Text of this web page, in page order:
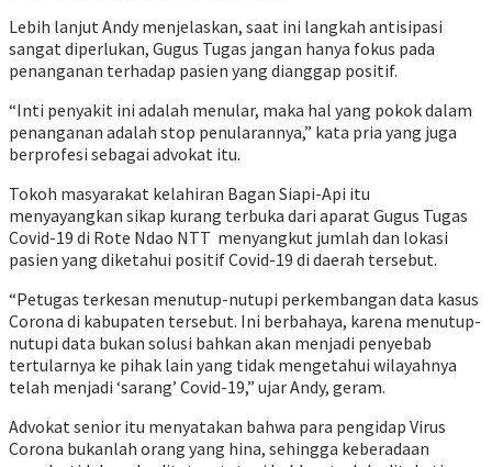
Lebih lanjut Andy menjelaskan, saat ini langkah antisipasi
sangat diperlukan, Gugus Tugas jangan hanya fokus pada
penanganan terhadap pasien yang dianggap positif.
“Inti penyakit ini adalah menular, maka hal yang pokok dalam
penanganan adalah stop penularannya,” kata pria yang juga
berprofesi sebagai advokat itu.
Tokoh masyarakat kelahiran Bagan Siapi-Api itu
menyayangkan sikap kurang terbuka dari aparat Gugus Tugas
Covid-19 di Rote Ndao NTT menyangkut jumlah dan lokasi
pasien yang diketahui positif Covid-19 di daerah tersebut.
“Petugas terkesan menutup-nutupi perkembangan data kasus
Corona di kabupaten tersebut. Ini berbahaya, karena menutup-
nutupi data bukan solusi bahkan akan menjadi penyebab
tertularnya ke pihak lain yang tidak mengetahui wilayahnya
telah menjadi ‘sarang’ Covid-19,” ujar Andy, geram.
Advokat senior itu menyatakan bahwa para pengidap Virus
Corona bukanlah orang yang hina, sehingga keberadaan